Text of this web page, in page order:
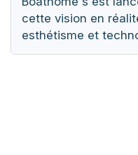
cette vision en
esthétisme et